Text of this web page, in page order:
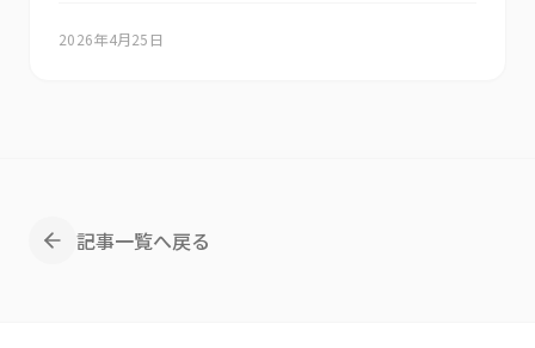
め
用、Anthropic Claude Code品質低下ポストモーテム、
パートナー＋3万人にClaude Codeまで、世界10件＋日
本8件を統合解説。
2026年4月25日
記事一覧へ戻る